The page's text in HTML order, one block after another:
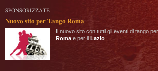
SPONSORIZZATE
Nuovo sito per Tango Roma
Il nuovo sito con tutti gli eventi di tango per
Roma e per il Lazio